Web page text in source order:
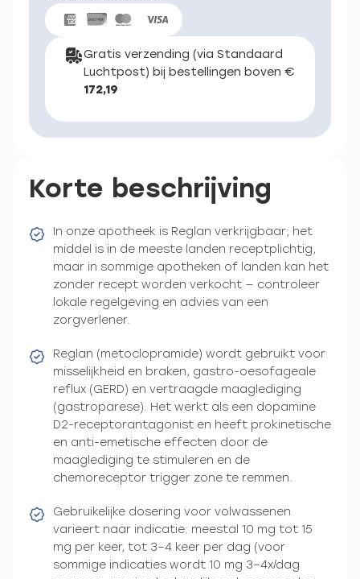
Gratis verzending (via Standaard
Luchtpost) bij bestellingen boven €
172,19
Korte beschrijving
In onze apotheek is Reglan verkrijgbaar; het
middel is in de meeste landen receptplichtig,
maar in sommige apotheken of landen kan het
zonder recept worden verkocht — controleer
lokale regelgeving en advies van een
zorgverlener.
Reglan (metoclopramide) wordt gebruikt voor
misselijkheid en braken, gastro-oesofageale
reflux (GERD) en vertraagde maaglediging
(gastroparese). Het werkt als een dopamine
D2-receptorantagonist en heeft prokinetische
en anti-emetische effecten door de
maaglediging te stimuleren en de
chemoreceptor trigger zone te remmen.
Gebruikelijke dosering voor volwassenen
varieert naar indicatie: meestal 10 mg tot 15
mg per keer, tot 3–4 keer per dag (voor
sommige indicaties wordt 10 mg 3–4x/dag